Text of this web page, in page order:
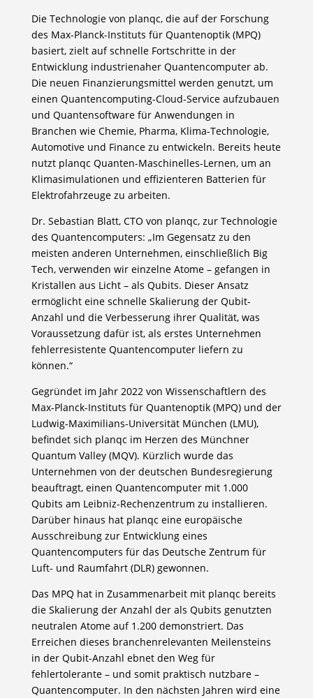
Die Technologie von planqc, die auf der Forschung
des Max-Planck-Instituts für Quantenoptik (MPQ)
basiert, zielt auf schnelle Fortschritte in der
Entwicklung industrienaher Quantencomputer ab.
Die neuen Finanzierungsmittel werden genutzt, um
einen Quantencomputing-Cloud-Service aufzubauen
und Quantensoftware für Anwendungen in
Branchen wie Chemie, Pharma, Klima-Technologie,
Automotive und Finance zu entwickeln. Bereits heute
nutzt planqc Quanten-Maschinelles-Lernen, um an
Klimasimulationen und effizienteren Batterien für
Elektrofahrzeuge zu arbeiten.
Dr. Sebastian Blatt, CTO von planqc, zur Technologie
des Quantencomputers: „Im Gegensatz zu den
meisten anderen Unternehmen, einschließlich Big
Tech, verwenden wir einzelne Atome – gefangen in
Kristallen aus Licht – als Qubits. Dieser Ansatz
ermöglicht eine schnelle Skalierung der Qubit-
Anzahl und die Verbesserung ihrer Qualität, was
Voraussetzung dafür ist, als erstes Unternehmen
fehlerresistente Quantencomputer liefern zu
können.“
Gegründet im Jahr 2022 von Wissenschaftlern des
Max-Planck-Instituts für Quantenoptik (MPQ) und der
Ludwig-Maximilians-Universität München (LMU),
befindet sich planqc im Herzen des Münchner
Quantum Valley (MQV). Kürzlich wurde das
Unternehmen von der deutschen Bundesregierung
beauftragt, einen Quantencomputer mit 1.000
Qubits am Leibniz-Rechenzentrum zu installieren.
Darüber hinaus hat planqc eine europäische
Ausschreibung zur Entwicklung eines
Quantencomputers für das Deutsche Zentrum für
Luft- und Raumfahrt (DLR) gewonnen.
Das MPQ hat in Zusammenarbeit mit planqc bereits
die Skalierung der Anzahl der als Qubits genutzten
neutralen Atome auf 1.200 demonstriert. Das
Erreichen dieses branchenrelevanten Meilensteins
in der Qubit-Anzahl ebnet den Weg für
fehlertolerante – und somit praktisch nutzbare –
Quantencomputer. In den nächsten Jahren wird eine